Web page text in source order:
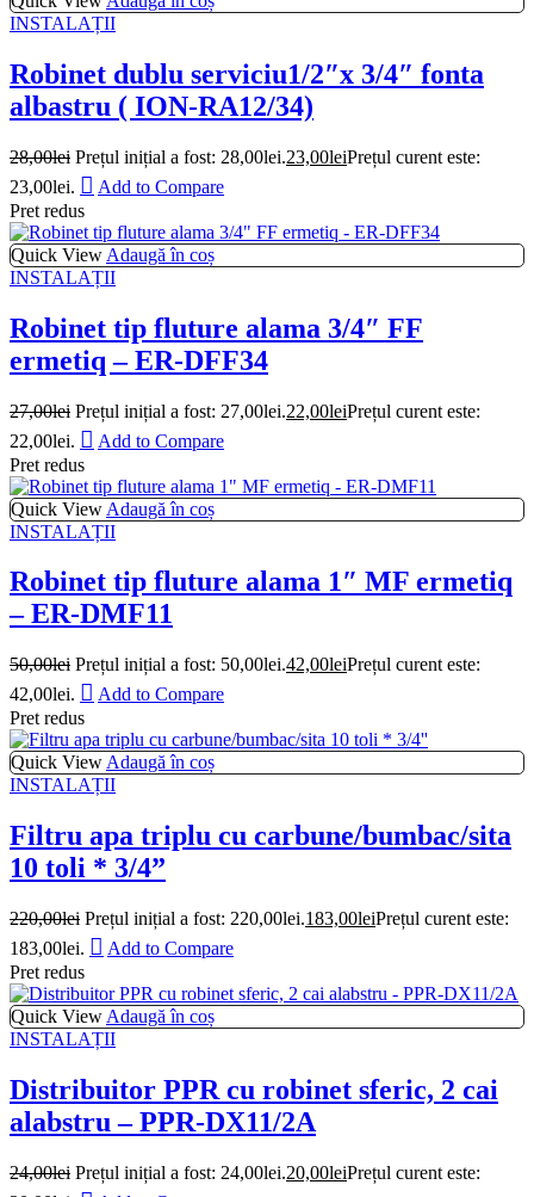
INSTALAȚII
Robinet dublu serviciu1/2″x 3/4″ fonta
albastru ( ION-RA12/34)
28,00lei Prețul inițial a fost: 28,00lei.23,00leiPrețul curent este:
23,00lei.
Add to Compare
Pret redus
Quick View Adaugă în coș
INSTALAȚII
Robinet tip fluture alama 3/4″ FF
ermetiq – ER-DFF34
27,00lei Prețul inițial a fost: 27,00lei.22,00leiPrețul curent este:
22,00lei.
Add to Compare
Pret redus
Quick View Adaugă în coș
INSTALAȚII
Robinet tip fluture alama 1″ MF ermetiq
– ER-DMF11
50,00lei Prețul inițial a fost: 50,00lei.42,00leiPrețul curent este:
42,00lei.
Add to Compare
Pret redus
Quick View Adaugă în coș
INSTALAȚII
Filtru apa triplu cu carbune/bumbac/sita
10 toli * 3/4”
220,00lei Prețul inițial a fost: 220,00lei.183,00leiPrețul curent este:
183,00lei.
Add to Compare
Pret redus
Quick View Adaugă în coș
INSTALAȚII
Distribuitor PPR cu robinet sferic, 2 cai
alabstru – PPR-DX11/2A
24,00lei Prețul inițial a fost: 24,00lei.20,00leiPrețul curent este: